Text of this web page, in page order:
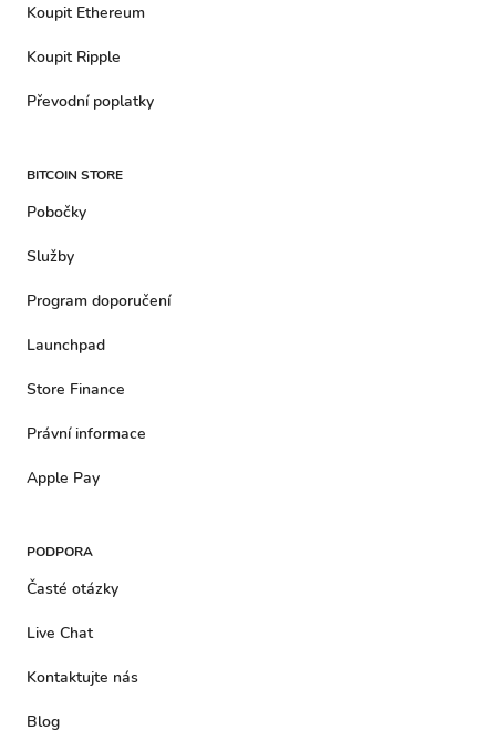
Koupit Ethereum
Koupit Ripple
Převodní poplatky
BITCOIN STORE
Pobočky
Služby
Program doporučení
Launchpad
Store Finance
Právní informace
Apple Pay
PODPORA
Časté otázky
Live Chat
Kontaktujte nás
Blog